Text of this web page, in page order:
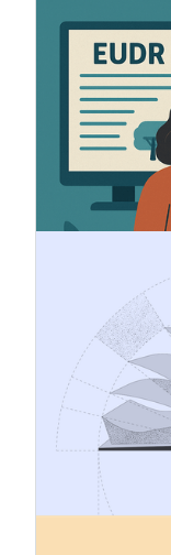
Jak
Unia
dotyczące
ograniczenia
całym
istotne
pochodzenia
dla
CSRD
rozwoju,
podwójnej
oraz
się, kogo to
skutecznie